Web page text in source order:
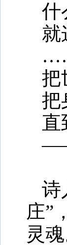
什
就
把
把
直
诗
庄”
灵